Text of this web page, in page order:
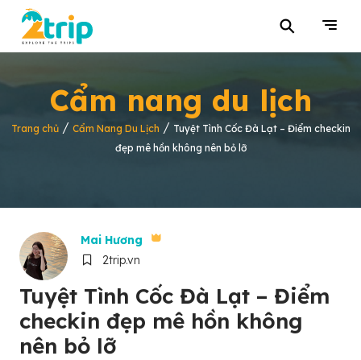
⚲
Cẩm nang du lịch
Trang chủ/ Cẩm Nang Du Lịch / Tuyệt Tình Cốc Đà Lạt – Điểm checkin
đẹp mê hồn không nên bỏ lỡ
Mai Hương
2trip.vn
Tuyệt Tình Cốc Đà Lạt – Điểm
checkin đẹp mê hồn không
nên bỏ lỡ